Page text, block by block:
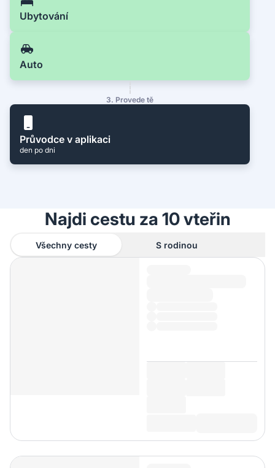
Ubytování
Auto
3. Provede tě
Průvodce v aplikaci
den po dni
Najdi cestu za 10 vteřin
Všechny cesty S rodinou